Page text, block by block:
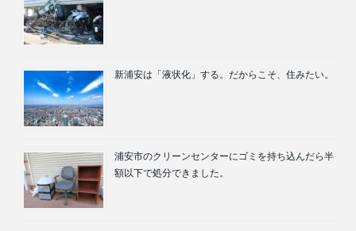
新浦安は「液状化」する。だからこそ、住みたい。
浦安市のクリーンセンターにゴミを持ち込んだら半
額以下で処分できました。